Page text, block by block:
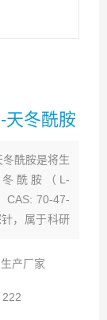
天冬酰胺
酰胺是将生
酰胺（L-
CAS: 70-47-
，属于科研
生产厂家
222